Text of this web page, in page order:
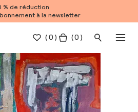
% de réduction
à la newsletter
(0 ) ( 0 )